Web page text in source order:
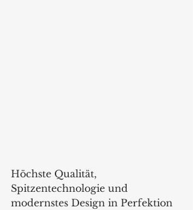
Höchste Qualität,
Spitzentechnologie und
modernstes Design in Perfektion